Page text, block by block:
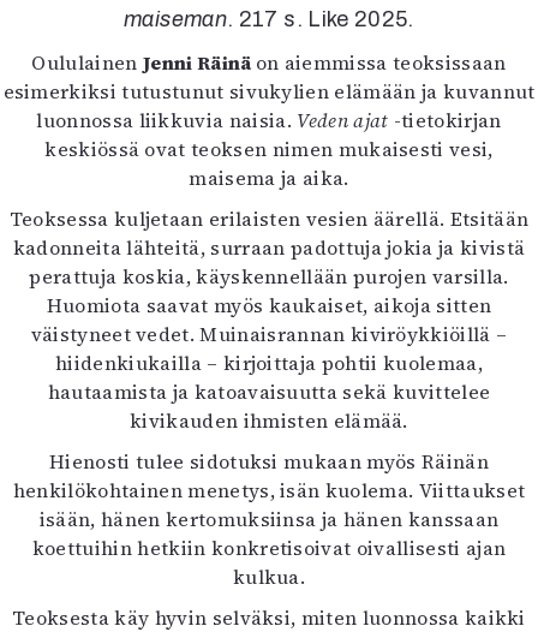
Paperilehdestä
Näyttelyt
Musiikki
Levyt
Kuvataide
Kirjat
In English
Esitystaide
Arkisto
Lehdet
4/2026
2–3/2026
1/2026
6/2025
5/2025 saame
5/2025
Lehtiarkisto
Info
maiseman. 217 s. Like 2025.
Oululainen Jenni Räinä on aiemmissa teoksissaan
esimerkiksi tutustunut sivukylien elämään ja kuvannut
luonnossa liikkuvia naisia. Veden ajat -tietokirjan
keskiössä ovat teoksen nimen mukaisesti vesi,
maisema ja aika.
Teoksessa kuljetaan erilaisten vesien äärellä. Etsitään
kadonneita lähteitä, surraan padottuja jokia ja kivistä
perattuja koskia, käyskennellään purojen varsilla.
Huomiota saavat myös kaukaiset, aikoja sitten
väistyneet vedet. Muinaisrannan kiviröykkiöillä –
hiidenkiukailla – kirjoittaja pohtii kuolemaa,
hautaamista ja katoavaisuutta sekä kuvittelee
kivikauden ihmisten elämää.
Hienosti tulee sidotuksi mukaan myös Räinän
henkilökohtainen menetys, isän kuolema. Viittaukset
isään, hänen kertomuksiinsa ja hänen kanssaan
koettuihin hetkiin konkretisoivat oivallisesti ajan
kulkua.
Teoksesta käy hyvin selväksi, miten luonnossa kaikki